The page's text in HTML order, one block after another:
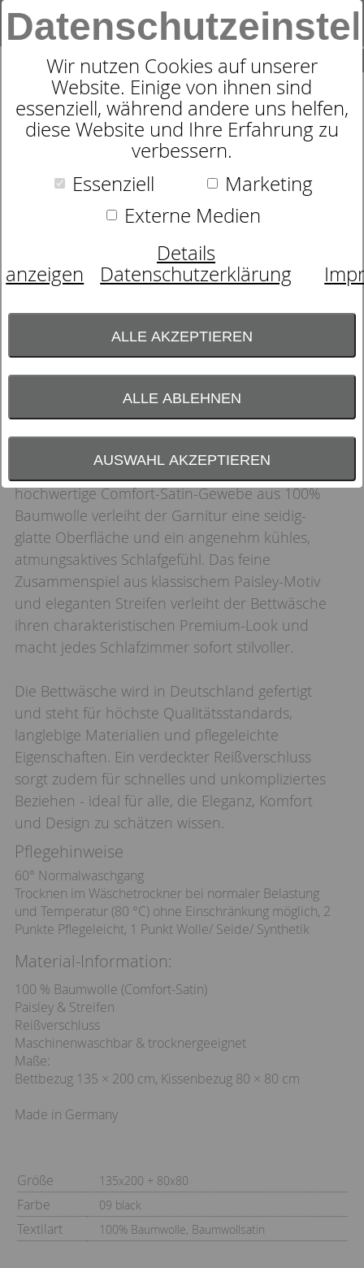
Wir nutzen Cookies auf unserer
Website. Einige von ihnen sind
essenziell, während andere uns helfen,
diese Website und Ihre Erfahrung zu
verbessern.
Essenziell
Marketing
Externe Medien
Details
anzeigen
Datenschutzerklärung
ALLE AKZEPTIEREN
ALLE ABLEHNEN
AUSWAHL AKZEPTIEREN
SUCHE
0
BETTWÄSCHE JOOP PAISLEY
STRIPES 4121 BLACK -
LUXURIÖSER SATIN-LOOK
modernen, ausdrucksstarken Design. Das
hochwertige Comfort-Satin-Gewebe aus 100%
Baumwolle verleiht der Garnitur eine seidig-
glatte Oberfläche und ein angenehm kühles,
atmungsaktives Schlafgefühl. Das feine
Zusammenspiel aus klassischem Paisley-Motiv
und eleganten Streifen verleiht der Bettwäsche
ihren charakteristischen Premium-Look und
macht jedes Schlafzimmer sofort stilvoller.
Die Bettwäsche wird in Deutschland gefertigt
und steht für höchste Qualitätsstandards,
langlebige Materialien und pflegeleichte
Eigenschaften. Ein verdeckter Reißverschluss
sorgt zudem für schnelles und unkompliziertes
Beziehen - ideal für alle, die Eleganz, Komfort
und Design zu schätzen wissen.
Pflegehinweise
60° Normalwaschgang
Trocknen im Wäschetrockner bei normaler Belastung
und Temperatur (80 °C) ohne Einschränkung möglich, 2
Punkte Pflegeleicht, 1 Punkt Wolle/ Seide/ Synthetik
Material-Information:
100 % Baumwolle (Comfort-Satin)
Paisley & Streifen
Reißverschluss
Maschinenwaschbar & trocknergeeignet
Maße:
Bettbezug 135 × 200 cm, Kissenbezug 80 × 80 cm
Made in Germany
Größe 135x200 + 80x80
Farbe 09 black
Textilart 100% Baumwolle, Baumwollsatin